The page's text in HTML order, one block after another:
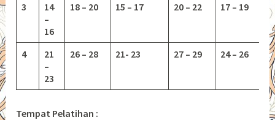
3
14
–
16
18 – 20 15 – 17 20 – 22 17 – 19
4
21
–
23
26 – 28 21- 23 27 – 29 24 – 26
Tempat Pelatihan :